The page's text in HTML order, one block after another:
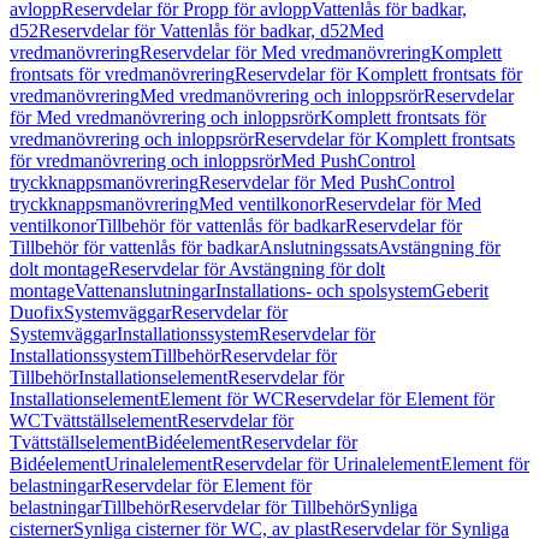
avloppReservdelar för Propp för avloppVattenlås för badkar,
d52Reservdelar för Vattenlås för badkar, d52Med
vredmanövreringReservdelar för Med vredmanövreringKomplett
frontsats för vredmanövreringReservdelar för Komplett frontsats för
vredmanövreringMed vredmanövrering och inloppsrörReservdelar
för Med vredmanövrering och inloppsrörKomplett frontsats för
vredmanövrering och inloppsrörReservdelar för Komplett frontsats
för vredmanövrering och inloppsrörMed PushControl
tryckknappsmanövreringReservdelar för Med PushControl
tryckknappsmanövreringMed ventilkonorReservdelar för Med
ventilkonorTillbehör för vattenlås för badkarReservdelar för
Tillbehör för vattenlås för badkarAnslutningssatsAvstängning för
dolt montageReservdelar för Avstängning för dolt
montageVattenanslutningarInstallations- och spolsystemGeberit
DuofixSystemväggarReservdelar för
SystemväggarInstallationssystemReservdelar för
InstallationssystemTillbehörReservdelar för
TillbehörInstallationselementReservdelar för
InstallationselementElement för WCReservdelar för Element för
WCTvättställselementReservdelar för
TvättställselementBidéelementReservdelar för
BidéelementUrinalelementReservdelar för UrinalelementElement för
belastningarReservdelar för Element för
belastningarTillbehörReservdelar för TillbehörSynliga
cisternerSynliga cisterner för WC, av plastReservdelar för Synliga